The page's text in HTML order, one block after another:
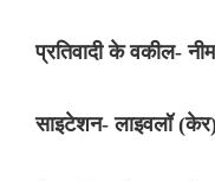
प्रतिवादी के वकील-
साइटेशन- लाइवलॉ